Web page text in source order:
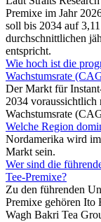
Premixe im Jahr
soll bis 2034 auf
durchschnittlichen
entspricht.
Wie hoch ist die
Wachstumsrate
Der Markt für
2034 voraussichtlich
Wachstumsrate
Welche Region
Nordamerika wird
Markt sein.
Wer sind die
Tee-Premixe?
Zu den führenden
Premixe gehören Ito
Wagh Bakri Tea